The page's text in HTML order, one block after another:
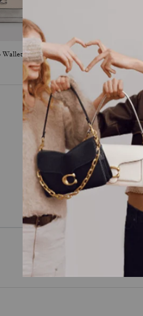
Mila Small Flap Wallet In Signature Canvas
Il
Pour plus d’informations